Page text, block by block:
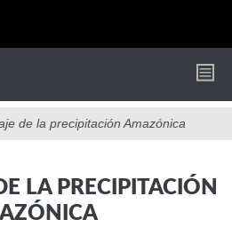
de la precipitación Amazónica
LA PRECIPITACIÓN